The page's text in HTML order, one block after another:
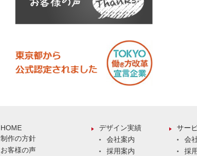
HOME
制作の方針
お客様の声
デザイン実績
会社案内
採用案内
サー
会
採